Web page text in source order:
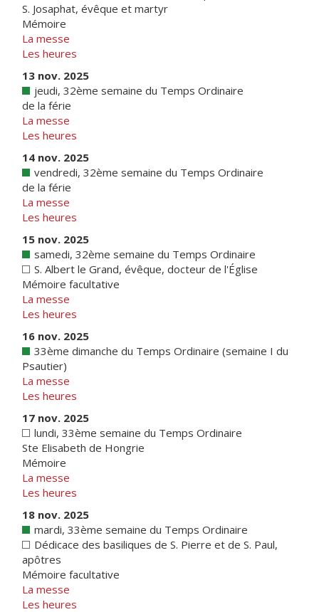
S. Josaphat, évêque et martyr
Mémoire
La messe
Les heures
13 nov. 2025
jeudi, 32ème semaine du Temps Ordinaire
de la férie
La messe
Les heures
14 nov. 2025
vendredi, 32ème semaine du Temps Ordinaire
de la férie
La messe
Les heures
15 nov. 2025
samedi, 32ème semaine du Temps Ordinaire
S. Albert le Grand, évêque, docteur de l'Église
Mémoire facultative
La messe
Les heures
16 nov. 2025
33ème dimanche du Temps Ordinaire (semaine I du
Psautier)
La messe
Les heures
17 nov. 2025
lundi, 33ème semaine du Temps Ordinaire
Ste Elisabeth de Hongrie
Mémoire
La messe
Les heures
18 nov. 2025
mardi, 33ème semaine du Temps Ordinaire
Dédicace des basiliques de S. Pierre et de S. Paul,
apôtres
Mémoire facultative
La messe
Les heures